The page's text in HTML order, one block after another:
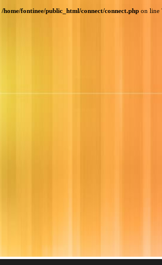
/home/fontinee/public_html/connect/connect.php on line